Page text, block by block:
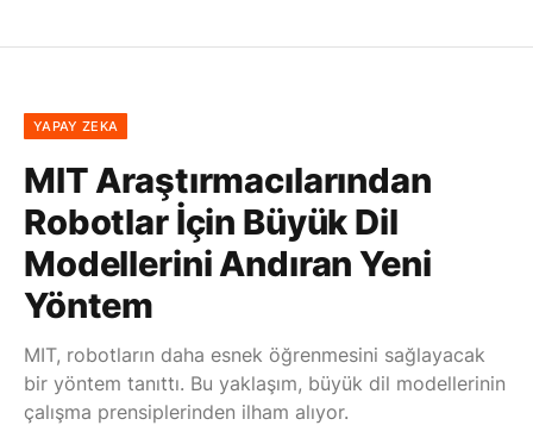
YAPAY ZEKA
MIT Araştırmacılarından
Robotlar İçin Büyük Dil
Modellerini Andıran Yeni
Yöntem
MIT, robotların daha esnek öğrenmesini sağlayacak
bir yöntem tanıttı. Bu yaklaşım, büyük dil modellerinin
çalışma prensiplerinden ilham alıyor.